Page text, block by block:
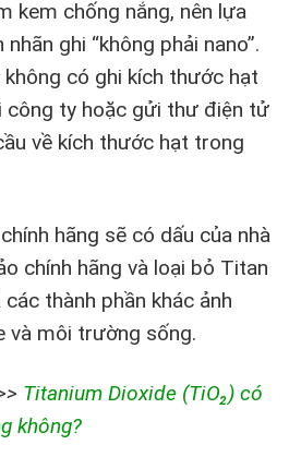
kem chống nắng, nên lựa
ghi “không phải nano”.
có ghi kích thước hạt
công ty hoặc gửi thư điện tử
về kích thước hạt trong
hãng sẽ có dấu của nhà
chính hãng và loại bỏ Titan
thành phần khác ảnh
và môi trường sống.
Titanium Dioxide (TiO₂) có
không?